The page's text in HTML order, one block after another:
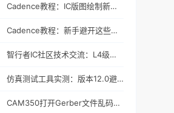
Cadence教程：IC版图绘制新手避坑指南与实操细节
Cadence教程：新手避开这些坑，PCB设计一次过
智行者IC社区技术交流：L4级自动驾驶仿真部署实操指南
仿真测试工具实测：版本12.0避坑指南与参数调优
CAM350打开Gerber文件乱码怎么办？老工程师实测避坑指南